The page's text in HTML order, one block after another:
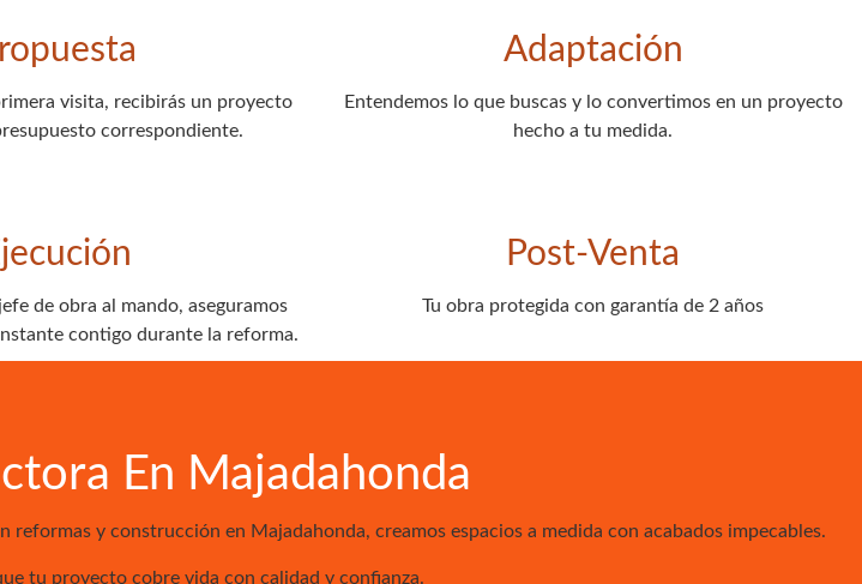
visita, recibirás un proyecto
correspondiente.
Adaptación
Entendemos lo que buscas y lo convertimos en un proyecto
hecho a tu medida.
de obra al mando, aseguramos
contigo durante la reforma.
Post-Venta
Tu obra protegida con garantía de 2 años
En Majadahonda
y construcción en Majadahonda, creamos espacios a medida con acabados impecables.
tu proyecto cobre vida con calidad y confianza.